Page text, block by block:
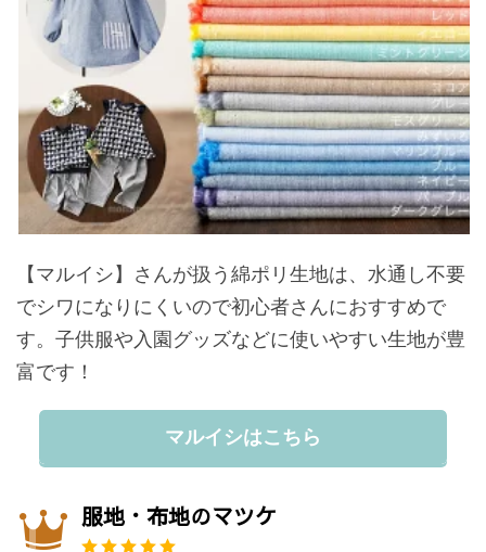
【マルイシ】さんが扱う綿ポリ生地は、水通し不要
でシワになりにくいので初心者さんにおすすめで
す。子供服や入園グッズなどに使いやすい生地が豊
富です！
マルイシはこちら
服地・布地のマツケ